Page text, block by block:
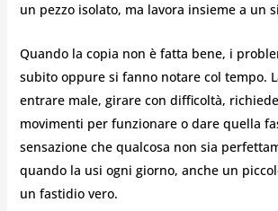
un pezzo isolato, ma lavora insieme a un
Quando la copia non è fatta bene, i
subito oppure si fanno notare col tempo.
entrare male, girare con difficoltà,
movimenti per funzionare o dare quella
sensazione che qualcosa non sia
quando la usi ogni giorno, anche un
un fastidio vero.